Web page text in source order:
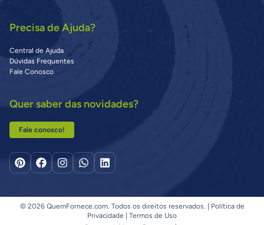
Precisa de Ajuda?
Central de Ajuda
Dúvidas Frequentes
Fale Conosco
Quer saber das novidades?
Fale conosco!
© 2026 QuemFornece.com. Todos os direitos reservados. |
Política de
Privacidade
Termos de Uso